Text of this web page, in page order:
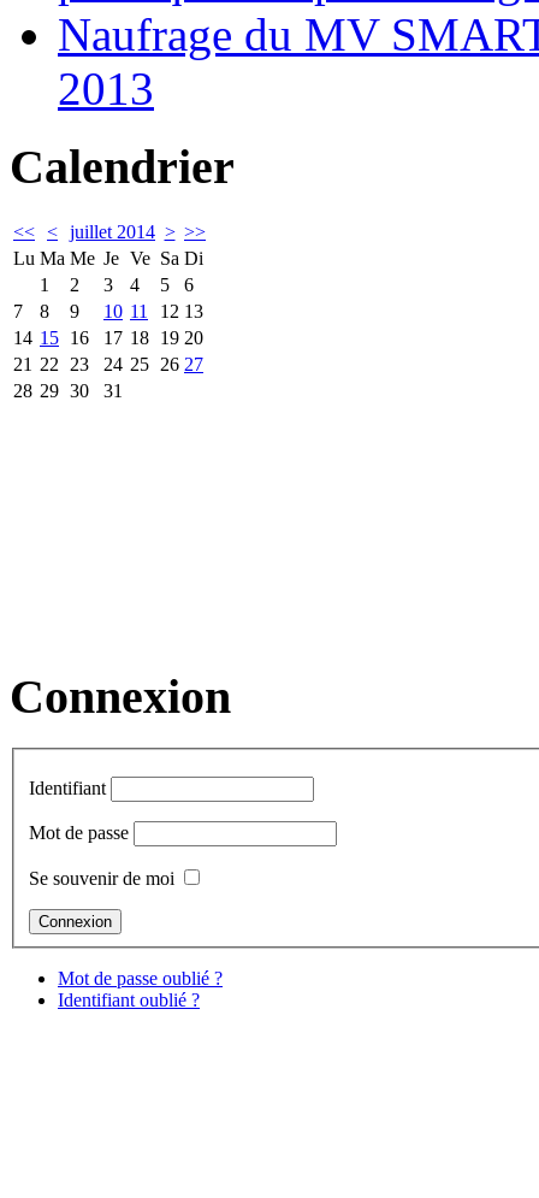
Naufrage du MV
2013
Calendrier
<< < juillet 2014 > >>
Lu Ma Me Je Ve Sa Di
1
2 3 4 5
6
7
8 9 10 11 12 13
14 15 16 17 18 19 20
21 22 23 24 25 26 27
28 29 30 31
Connexion
Identifiant
Mot de passe
Se souvenir de moi
Mot de passe oublié ?
Identifiant oublié ?